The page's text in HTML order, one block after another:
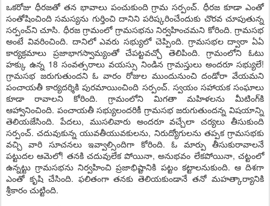
ఒకరోజు ధీరజతో తన భావాలు పంచుకుంది గ్రామ సర్పంచ్‌. ధీరజ కూడా ఎంతో
సంతోషించింది సమస్యను గుర్తించి దానిని పరిష్కరించేందుకు చొరవ చూపుతున్న
సర్పంచ్‌ని చూసి. ధీరజ గ్రామంలో గ్రామసభను నిర్వహించమని కోరింది. గ్రామసభ
అంటే వివరించింది. దానిలో ఎవరు సభ్యులో చెప్పింది. గ్రామసభల ద్వారా ఏఏ
కార్యక్రమాలు ప్రజాభాగస్వామ్యంతో చేపట్టవచ్చో తెలిపింది. గ్రామంలోని ఓటు
హక్కు ఉన్న 18 సంవత్సరాలు వయస్సు నిండిన గ్రామస్తులు అందరూ సభ్యులే!
గ్రామసభ జరుగుతుందని ఓ వారం రోజుల ముందునుంచి దండోరా వేయమని
పంచాయతీ కార్యదర్శికి పురమాయించింది సర్పంచ్‌. స్వయం సహాయక సంఘాలు
కూడా రావాలని కోరింది. గ్రామంలోని మిగతా మహిళలను మీటింగ్‌కి
ఆహ్వానించింది. పంచాయతీ సభ్యులందరికీ గ్రామసభ జరుగుతుందన్న విషయాన్ని
తెలియజేసింది. పేదలు, ముసలివారు అందరూ వచ్చేలా చర్యలు తీసుకుంది
సర్పంచ్‌. చదువుకున్న యువతీయువకులను, నిరుద్యోగులను తప్పక గ్రామసభకు
వచ్చి వారి సూచనలు ఇవ్వాల్సిందిగా కోరింది. ఓ మార్పు తీసుకురావాలనే
పట్టుదల ఆమెలో! తనకి చదువులేక పోయినా, అనుభవం లేకపోయినా, చట్టంలో
ఉన్నట్టు గ్రామసభను నిర్వహించి ప్రజాభిష్టానికి పట్టం కట్టాలనుకుంది. ఆ దిశగా
ఎంతో కృషి చేసింది. ఫలితంగా తనకు తెలియకుండానే తనో మహత్కార్యానికి
శ్రీకారం చుట్టింది.